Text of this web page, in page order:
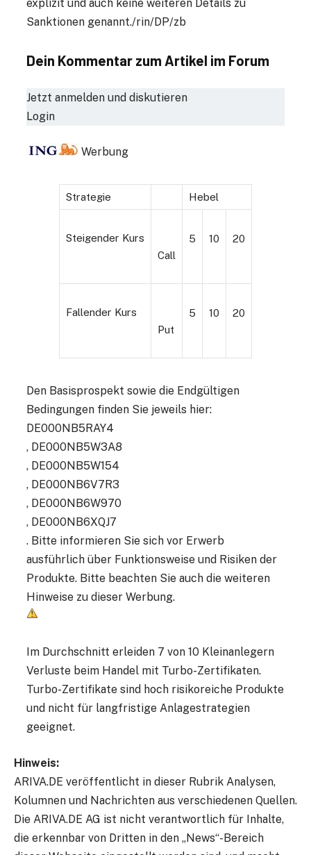
explizit und auch keine weiteren Details zu
Sanktionen genannt./rin/DP/zb
Dein Kommentar zum Artikel im Forum
Jetzt anmelden und diskutieren
Login
Werbung
Strategie Hebel
Steigender Kurs
Call
5 10 20
Fallender Kurs
Put
5 10 20
Den Basisprospekt sowie die Endgültigen
Bedingungen finden Sie jeweils hier:
DE000NB5RAY4
, DE000NB5W3A8
, DE000NB5W154
, DE000NB6V7R3
, DE000NB6W970
, DE000NB6XQJ7
. Bitte informieren Sie sich vor Erwerb
ausführlich über Funktionsweise und Risiken der
Produkte. Bitte beachten Sie auch die weiteren
Hinweise zu dieser Werbung.
Im Durchschnitt erleiden 7 von 10 Kleinanlegern
Verluste beim Handel mit Turbo-Zertifikaten.
Turbo-Zertifikate sind hoch risikoreiche Produkte
und nicht für langfristige Anlage­strategien
geeignet.
Hinweis:
ARIVA.DE veröffentlicht in dieser Rubrik Analysen,
Kolumnen und Nachrichten aus verschiedenen Quellen.
Die ARIVA.DE AG ist nicht verantwortlich für Inhalte,
die erkennbar von Dritten in den „News“-Bereich